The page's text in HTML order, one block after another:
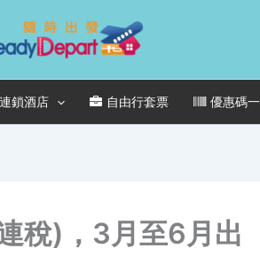
鎖酒店 自由行套票 優惠碼
稅)，3月至6月出